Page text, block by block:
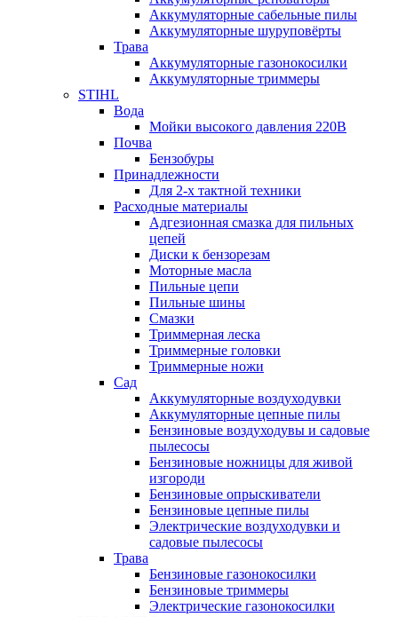
Аккумуляторные сабельные пилы
Аккумуляторные шуруповёрты
Трава
Аккумуляторные газонокосилки
Аккумуляторные триммеры
STIHL
Вода
Мойки высокого давления 220В
Почва
Бензобуры
Принадлежности
Для 2-х тактной техники
Расходные материалы
Адгезионная смазка для пильных
цепей
Диски к бензорезам
Моторные масла
Пильные цепи
Пильные шины
Смазки
Триммерная леска
Триммерные головки
Триммерные ножи
Сад
Аккумуляторные воздуходувки
Аккумуляторные цепные пилы
Бензиновые воздуходувы и садовые
пылесосы
Бензиновые ножницы для живой
изгороди
Бензиновые опрыскиватели
Бензиновые цепные пилы
Электрические воздуходувки и
садовые пылесосы
Трава
Бензиновые газонокосилки
Бензиновые триммеры
Электрические газонокосилки